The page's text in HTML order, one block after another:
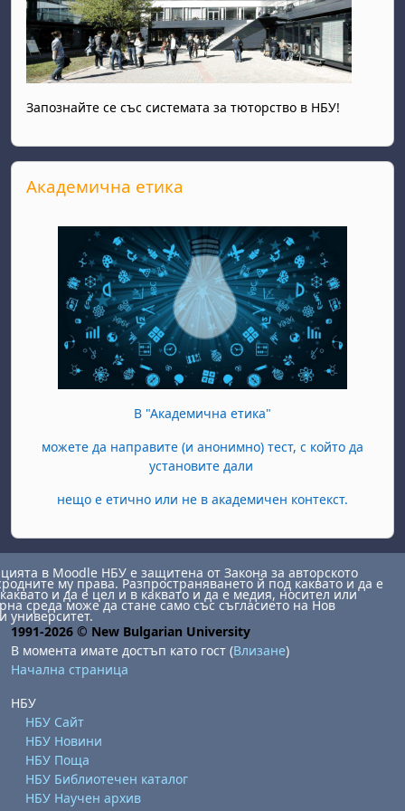
Запознайте се със системата за тюторство в НБУ!
Прескочи Академична етика
Академична етика
В "Академична етика"
можете да направите (и анонимно) тест, с който да
установите дали
нещо е етично или не в академичен контекст.
в Moodle НБУ е защитена от Закона за авторското
му права. Разпространяването й под каквато и да е
и да е цел и в каквато и да е медия, носител или
среда може да стане само със съгласието на Нов
университет.
1991-2026 © New Bulgarian University
В момента имате достъп като гост (Влизане)
Начална страница
НБУ
НБУ Сайт
НБУ Новини
НБУ Поща
НБУ Библиотечен каталог
НБУ Научен архив